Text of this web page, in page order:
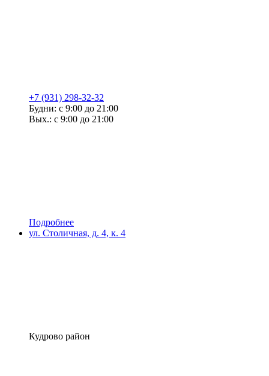
+7 (931) 298-32-32
Будни: с 9:00 до 21:00
Вых.: с 9:00 до 21:00
Подробнее
ул. Столичная, д. 4, к. 4
Кудрово район